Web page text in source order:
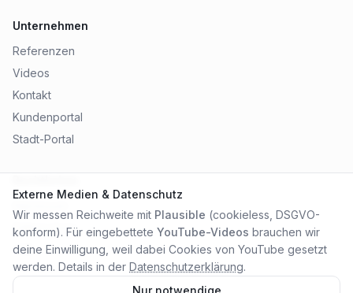
Unternehmen
Referenzen
Videos
Kontakt
Kundenportal
Stadt-Portal
Datenschutz
AGB
Externe Medien & Datenschutz
Wir messen Reichweite mit Plausible (cookieless, DSGVO-
konform). Für eingebettete YouTube-Videos brauchen wir
deine Einwilligung, weil dabei Cookies von YouTube gesetzt
werden. Details in der Datenschutzerklärung.
Nur notwendige